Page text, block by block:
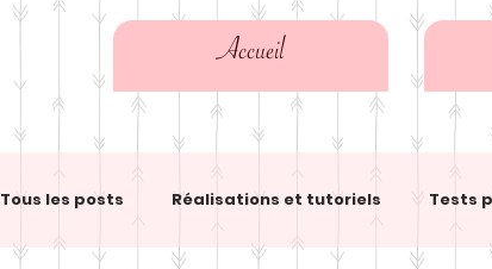
Accueil
Tous les posts Réalisations et tutoriels Tests